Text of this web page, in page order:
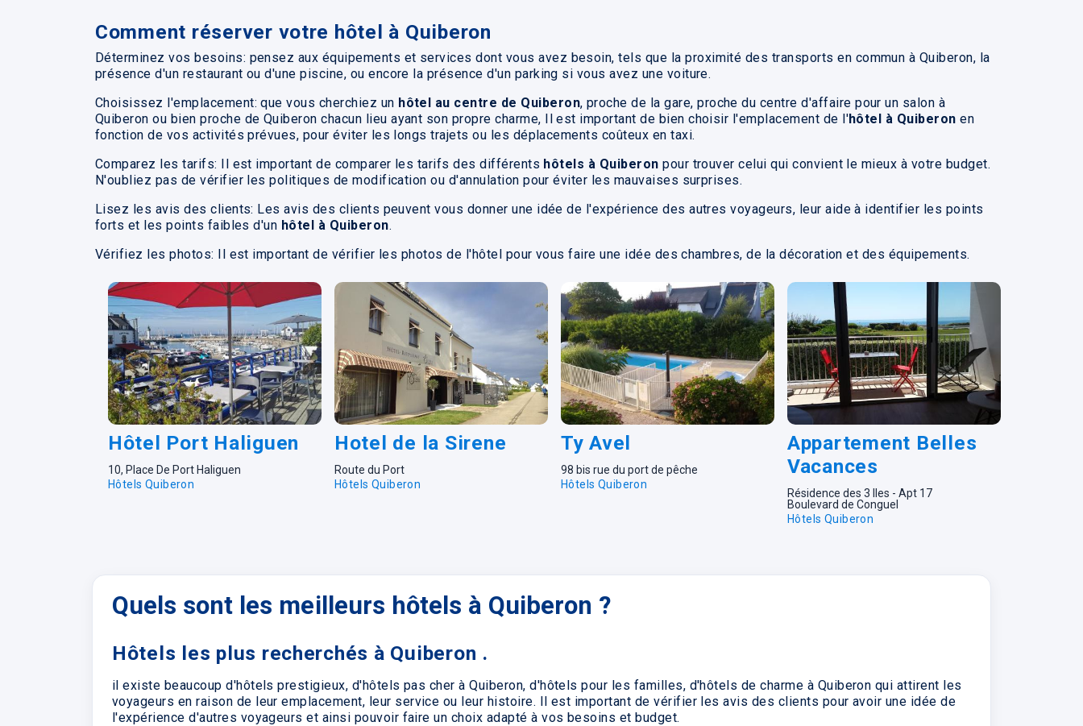
Comment réserver votre hôtel à Quiberon
Déterminez vos besoins: pensez aux équipements et services dont vous avez besoin, tels que la proximité des transports en commun à Quiberon, la
présence d'un restaurant ou d'une piscine, ou encore la présence d'un parking si vous avez une voiture.
Choisissez l'emplacement: que vous cherchiez un hôtel au centre de Quiberon, proche de la gare, proche du centre d'affaire pour un salon à
Quiberon ou bien proche de Quiberon chacun lieu ayant son propre charme, Il est important de bien choisir l'emplacement de l'hôtel à Quiberon en
fonction de vos activités prévues, pour éviter les longs trajets ou les déplacements coûteux en taxi.
Comparez les tarifs: Il est important de comparer les tarifs des différents hôtels à Quiberon pour trouver celui qui convient le mieux à votre budget.
N'oubliez pas de vérifier les politiques de modification ou d'annulation pour éviter les mauvaises surprises.
Lisez les avis des clients: Les avis des clients peuvent vous donner une idée de l'expérience des autres voyageurs, leur aide à identifier les points
forts et les points faibles d'un hôtel à Quiberon.
Vérifiez les photos: Il est important de vérifier les photos de l'hôtel pour vous faire une idée des chambres, de la décoration et des équipements.
Hôtel Port Haliguen
10, Place De Port Haliguen
Hôtels Quiberon
Hotel de la Sirene
Route du Port
Hôtels Quiberon
Ty Avel
98 bis rue du port de pêche
Hôtels Quiberon
Appartement Belles
Vacances
Résidence des 3 Iles - Apt 17
Boulevard de Conguel
Hôtels Quiberon
Quels sont les meilleurs hôtels à Quiberon ?
Hôtels les plus recherchés à Quiberon .
il existe beaucoup d'hôtels prestigieux, d'hôtels pas cher à Quiberon, d'hôtels pour les familles, d'hôtels de charme à Quiberon qui attirent les
voyageurs en raison de leur emplacement, leur service ou leur histoire. Il est important de vérifier les avis des clients pour avoir une idée de
l'expérience d'autres voyageurs et ainsi pouvoir faire un choix adapté à vos besoins et budget.